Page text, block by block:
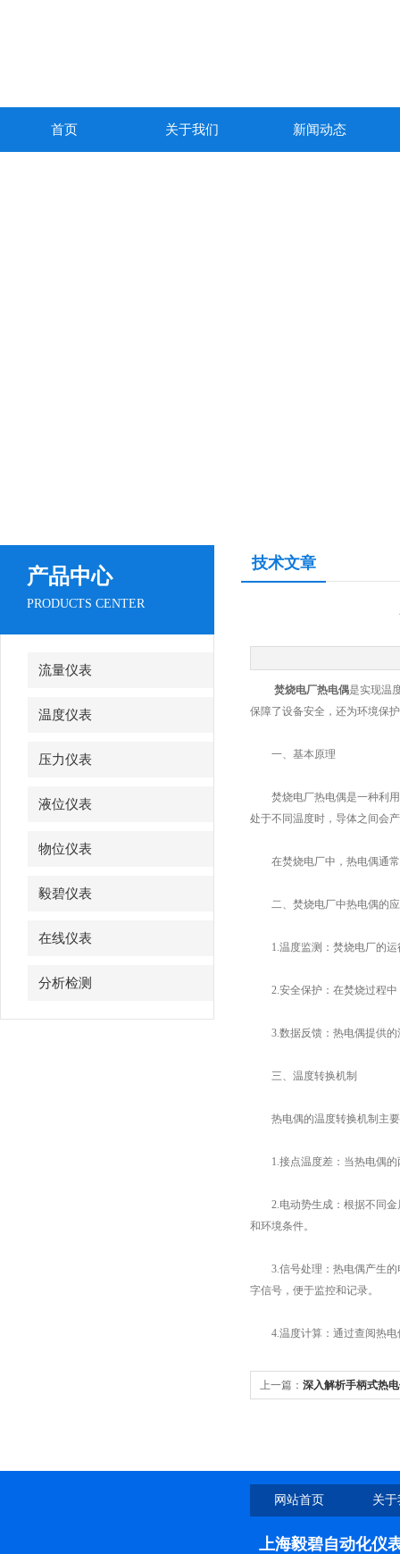
首页 关于我们 新闻动态
产品中心
PRODUCTS CENTER
流量仪表
温度仪表
压力仪表
液位仪表
物位仪表
毅碧仪表
在线仪表
分析检测
技术文章
焚烧电厂热电偶是实现温
保障了设备安全，还为环境保
一、基本原理
焚烧电厂热电偶是一种利用
处于不同温度时，导体之间会
在焚烧电厂中，热电偶通常
二、焚烧电厂中热电偶的
1.温度监测：焚烧电厂的运
2.安全保护：在焚烧过程中
3.数据反馈：热电偶提供的
三、温度转换机制
热电偶的温度转换机制主要
1.接点温度差：当热电偶的
2.电动势生成：根据不同金
和环境条件。
3.信号处理：热电偶产生的
字信号，便于监控和记录。
4.温度计算：通过查阅热电
上一篇： 深入解析手柄式热
网站首页 关
上海毅碧自动化仪